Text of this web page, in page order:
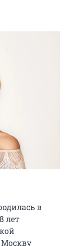
в
лет
Москву